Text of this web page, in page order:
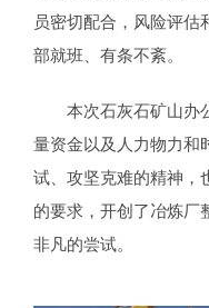
员密切配合，风险评估
部就班、有条不紊。
本次石灰石矿山办
量资金以及人力物力和
试、攻坚克难的精神，
的要求，开创了冶炼厂
非凡的尝试。